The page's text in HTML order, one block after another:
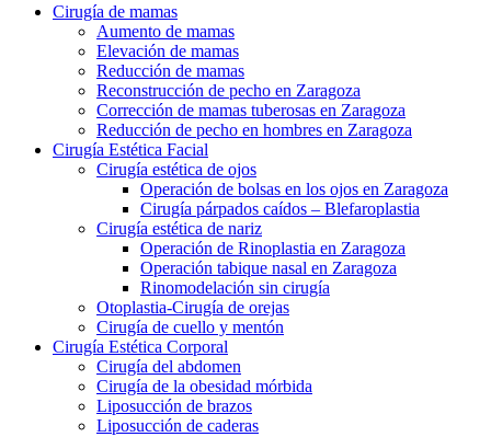
Cirugía de mamas
Aumento de mamas
Elevación de mamas
Reducción de mamas
Reconstrucción de pecho en Zaragoza
Corrección de mamas tuberosas en Zaragoza
Reducción de pecho en hombres en Zaragoza
Cirugía Estética Facial
Cirugía estética de ojos
Operación de bolsas en los ojos en Zaragoza
Cirugía párpados caídos – Blefaroplastia
Cirugía estética de nariz
Operación de Rinoplastia en Zaragoza
Operación tabique nasal en Zaragoza
Rinomodelación sin cirugía
Otoplastia-Cirugía de orejas
Cirugía de cuello y mentón
Cirugía Estética Corporal
Cirugía del abdomen
Cirugía de la obesidad mórbida
Liposucción de brazos
Liposucción de caderas